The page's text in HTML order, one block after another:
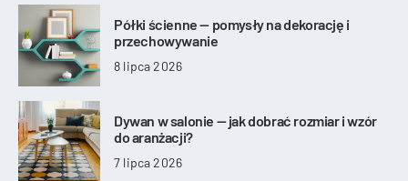
Półki ścienne — pomysły na dekorację i
przechowywanie
8 lipca 2026
Dywan w salonie — jak dobrać rozmiar i wzór
do aranżacji?
7 lipca 2026